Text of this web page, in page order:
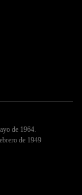
de 1964.
de 1949